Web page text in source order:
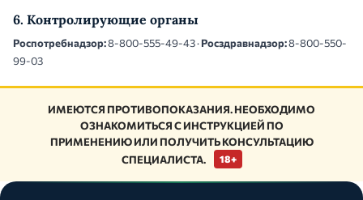
6. Контролирующие органы
Роспотребнадзор:8-800-555-49-43 ·Росздравнадзор:8-800-550-
99-03
ИМЕЮТСЯ ПРОТИВОПОКАЗАНИЯ. НЕОБХОДИМО
ОЗНАКОМИТЬСЯ С ИНСТРУКЦИЕЙ ПО
ПРИМЕНЕНИЮ ИЛИ ПОЛУЧИТЬ КОНСУЛЬТАЦИЮ
СПЕЦИАЛИСТА.
18+